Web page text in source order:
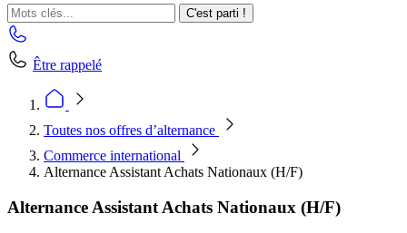
C'est parti !
Être rappelé
Toutes nos offres d’alternance
Commerce international
Alternance Assistant Achats Nationaux (H/F)
Alternance Assistant Achats Nationaux (H/F)